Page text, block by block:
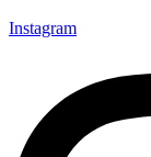
Instagram